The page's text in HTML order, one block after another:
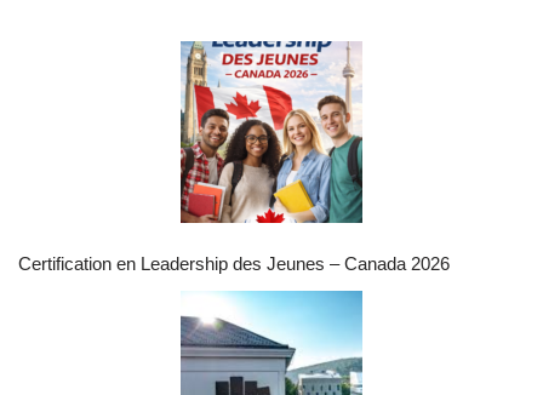
Certification en Leadership des Jeunes – Canada 2026